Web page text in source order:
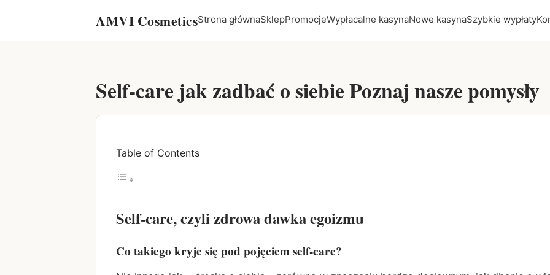
AMVI CosmeticsStrona głównaSklepPromocjeWypłacalne kasynaNowe kasynaSzybkie wypłaty
Self-care jak zadbać o siebie Poznaj nasze pomysły
Table of Contents
Self-care, czyli zdrowa dawka egoizmu
Co takiego kryje się pod pojęciemself-care?